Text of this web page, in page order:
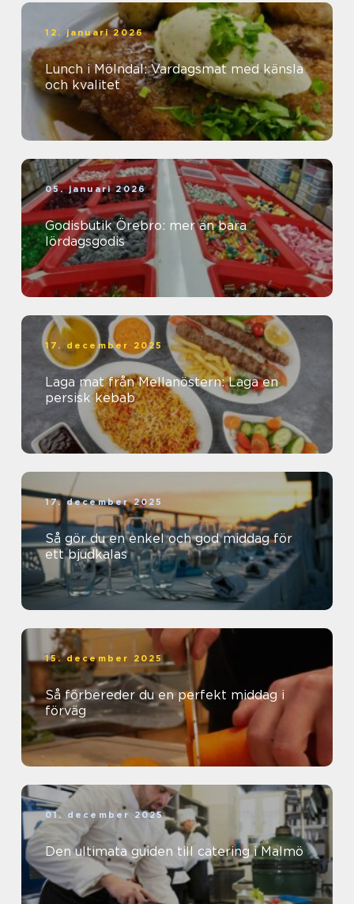
12. januari 2026
Lunch i Mölndal: Vardagsmat med känsla
och kvalitet
05. januari 2026
Godisbutik Örebro: mer än bara
lördagsgodis
17. december 2025
Laga mat från Mellanöstern: Laga en
persisk kebab
17. december 2025
Så gör du en enkel och god middag för
ett bjudkalas
15. december 2025
Så förbereder du en perfekt middag i
förväg
01. december 2025
Den ultimata guiden till catering i Malmö